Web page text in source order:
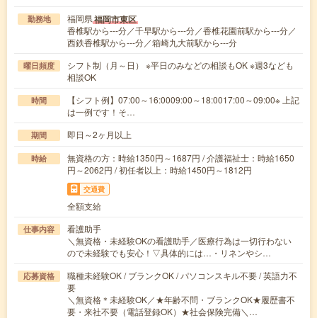
勤務地 福岡県福岡市東区
香椎駅から---分／千早駅から---分／香椎花園前駅から---分／
西鉄香椎駅から---分／箱崎九大前駅から---分
曜日頻度
シフト制（月～日） ※平日のみなどの相談もOK ※週3なども
相談OK
時間
【シフト例】07:00～16:0009:00～18:0017:00～09:00※ 上記
は一例です！そ…
期間 即日～2ヶ月以上
時給
無資格の方：時給1350円～1687円 / 介護福祉士：時給1650
円～2062円 / 初任者以上：時給1450円～1812円
交通費
全額支給
仕事内容
看護助手
＼無資格・未経験OKの看護助手／医療行為は一切行わない
ので未経験でも安心！▽具体的には…・リネンやシ…
応募資格
職種未経験OK / ブランクOK / パソコンスキル不要 / 英語力不
要
＼無資格＊未経験OK／★年齢不問・ブランクOK★履歴書不
要・来社不要（電話登録OK）★社会保険完備＼…